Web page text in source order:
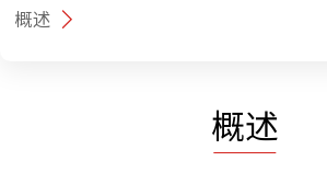
概述
概述